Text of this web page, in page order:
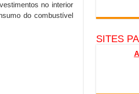
no interior
do combustível
SITES